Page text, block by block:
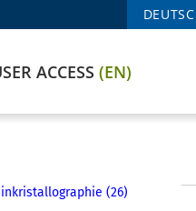
ACCESS (EN)
(26)